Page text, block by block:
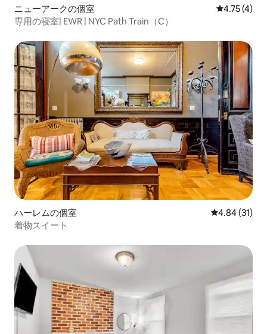
ニューアークの個室 レビュー4
4.75 (4)
専用の寝室| EWR | NYC Path Train（C）
ハーレムの個室 レビュー31
4.84 (31)
着物スイート